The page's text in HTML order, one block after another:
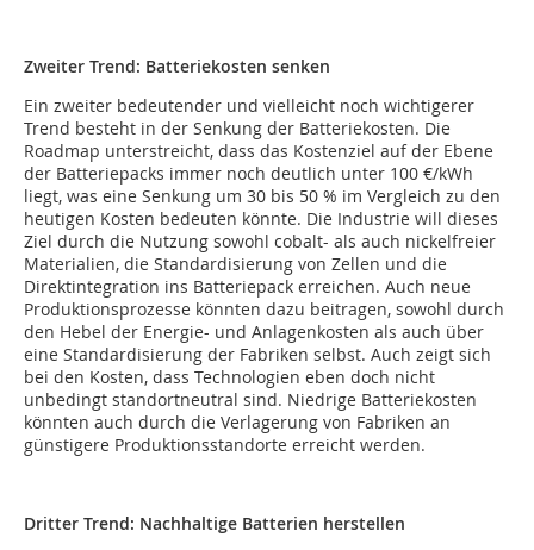
Zweiter Trend: Batteriekosten senken
Ein zweiter bedeutender und vielleicht noch wichtigerer
Trend besteht in der Senkung der Batteriekosten. Die
Roadmap unterstreicht, dass das Kostenziel auf der Ebene
der Batteriepacks immer noch deutlich unter 100 €/kWh
liegt, was eine Senkung um 30 bis 50 % im Vergleich zu den
heutigen Kosten bedeuten könnte. Die Industrie will dieses
Ziel durch die Nutzung sowohl cobalt- als auch nickelfreier
Materialien, die Standardisierung von Zellen und die
Direktintegration ins Batteriepack erreichen. Auch neue
Produktionsprozesse könnten dazu beitragen, sowohl durch
den Hebel der Energie- und Anlagenkosten als auch über
eine Standardisierung der Fabriken selbst. Auch zeigt sich
bei den Kosten, dass Technologien eben doch nicht
unbedingt standortneutral sind. Niedrige Batteriekosten
könnten auch durch die Verlagerung von Fabriken an
günstigere Produktionsstandorte erreicht werden.
Dritter Trend: Nachhaltige Batterien herstellen